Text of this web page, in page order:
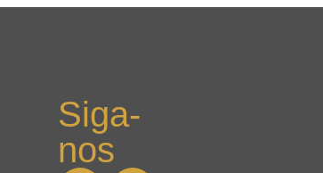
Siga-
nos